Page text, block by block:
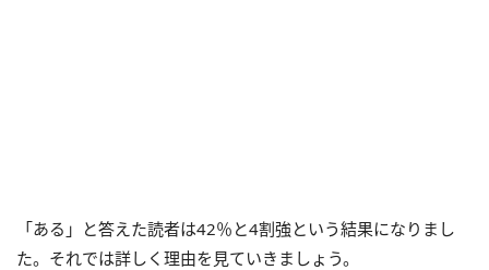
「ある」と答えた読者は42％と4割強という結果になりまし
た。それでは詳しく理由を見ていきましょう。